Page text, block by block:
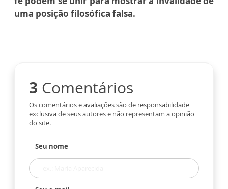
uma posição filosófica falsa.
3 Comentários
Os comentários e avaliações são de responsabilidade
exclusiva de seus autores e não representam a opinião
do site.
Seu nome